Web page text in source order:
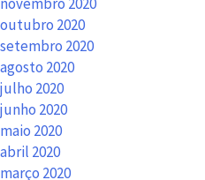
outubro 2020
setembro 2020
agosto 2020
julho 2020
junho 2020
maio 2020
abril 2020
março 2020